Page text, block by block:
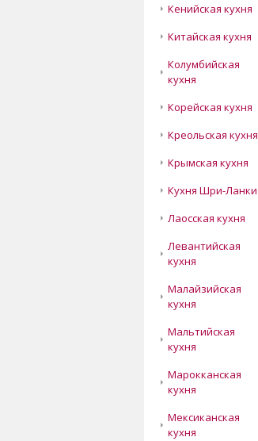
Кенийская кухня
Китайская кухня
Колумбийская
кухня
Корейская кухня
Креольская кухня
Крымская кухня
Кухня Шри-Ланки
Лаосская кухня
Левантийская
кухня
Малайзийская
кухня
Мальтийская
кухня
Марокканская
кухня
Мексиканская
кухня